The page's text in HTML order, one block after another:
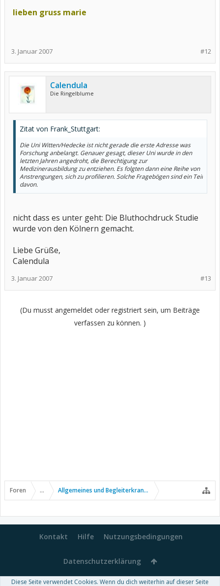
lieben gruss marie
#12
3. Januar 2007
Calendula
Die Ringelblume
Zitat von Frank_Stuttgart:
Die Uni Witten/Hedecke ist nicht gerade die erste Adresse was
Forschung anbelangt. Genauer gesagt, dieser Uni wurde in den
letzten Jahren angedroht, die Berechtigung zur
Medizinerausbildung zu entziehen. Es folgten dann eine Reihe von
Anstrengungen, sich zu profilieren. Solche Fragebögen sind ein Teil
davon.
nicht dass es unter geht: Die Bluthochdruck Studie
wurde von den Kölnern gemacht.
Liebe Grüße,
Calendula
#13
3. Januar 2007
(Du musst angemeldet oder registriert sein, um Beiträge
verfassen zu können. )
Foren ... Allgemeines und Begleiterkrankungen
Kontakt Hilfe Nutzungsbedingungen
Datenschutzerklärung
Diese Seite verwendet Cookies. Wenn du dich weiterhin auf dieser Seite